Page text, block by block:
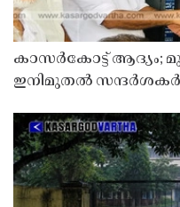
കാസർകോട്ട് ആദ്യം;
ഇനിമുതൽ